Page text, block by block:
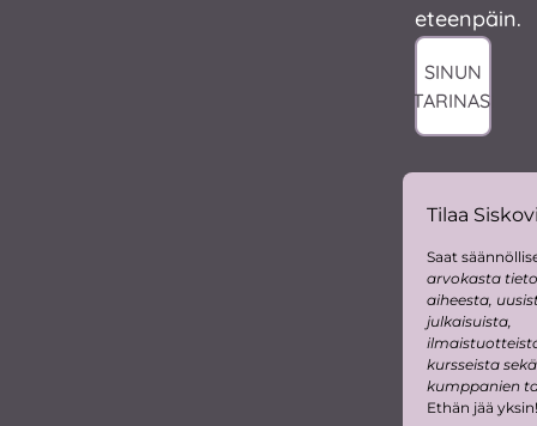
eteenpäin.
SINUN
TARINASI
Tilaa
Saat
arvokasta
aiheesta,
julkaisuista,
kursseista sekä
kumppanien
Ethän jää yksin!